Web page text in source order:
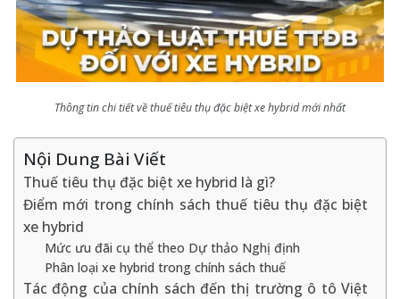
Thông tin chi tiết về thuế tiêu thụ đặc biệt xe hybrid mới nhất
Nội Dung Bài Viết
Thuế tiêu thụ đặc biệt xe hybrid là gì?
Điểm mới trong chính sách thuế tiêu thụ đặc biệt
xe hybrid
Mức ưu đãi cụ thể theo Dự thảo Nghị định
Phân loại xe hybrid trong chính sách thuế
Tác động của chính sách đến thị trường ô tô Việt